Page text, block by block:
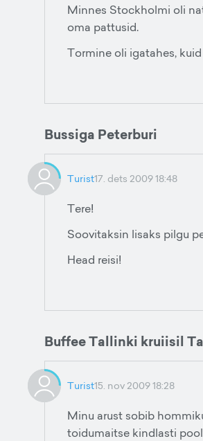
Minnes Stockholmi oli
oma pattusid.
Tormine oli igatahes,
Bussiga Peterburi
Turist17. dets 2009 18:48
Tere!
Soovitaksin lisaks pilgu
Head reisi!
Buffee Tallinki kruiisil
Turist15. nov 2009 18:28
Minu arust sobib
toidumaitse kindlasti